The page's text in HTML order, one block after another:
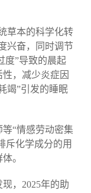
草本的科学化转
兴奋，同时调节
度”导致的晨起
，减少炎症因
竭”引发的睡眠
“情感劳动密集
斥化学成分的用
。
，2025年的助